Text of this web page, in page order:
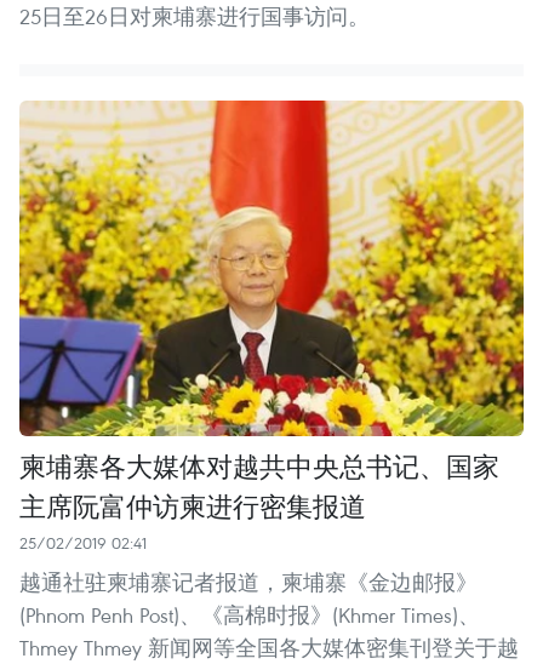
25日至26日对柬埔寨进行国事访问。
柬埔寨各大媒体对越共中央总书记、国家
主席阮富仲访柬进行密集报道
25/02/2019 02:41
越通社驻柬埔寨记者报道，柬埔寨《金边邮报》
(Phnom Penh Post)、《高棉时报》(Khmer Times)、
Thmey Thmey 新闻网等全国各大媒体密集刊登关于越